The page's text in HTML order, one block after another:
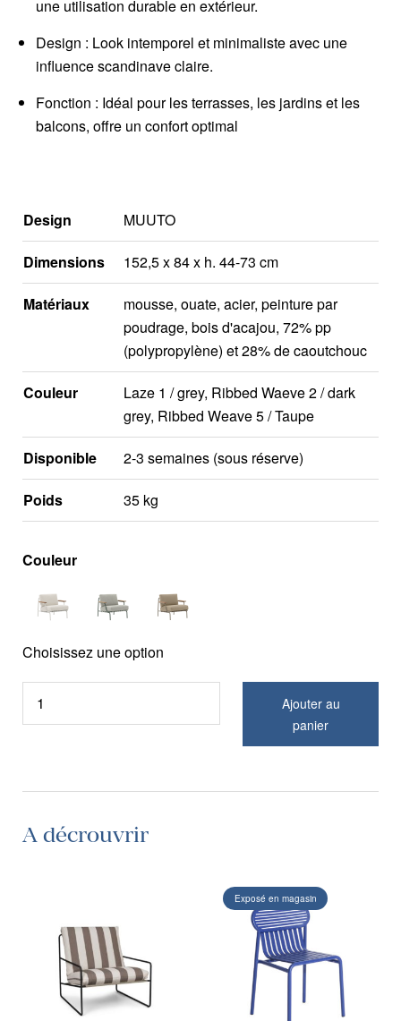
une utilisation durable en extérieur.
Design : Look intemporel et minimaliste avec une
influence scandinave claire.
Fonction : Idéal pour les terrasses, les jardins et les
balcons, offre un confort optimal
Design MUUTO
Dimensions 152,5 x 84 x h. 44-73 cm
Matériaux
mousse, ouate, acier, peinture par
poudrage, bois d'acajou, 72% pp
(polypropylène) et 28% de caoutchouc
Couleur
Laze 1 / grey, Ribbed Waeve 2 / dark
grey, Ribbed Weave 5 / Taupe
Disponible 2-3 semaines (sous réserve)
Poids 35 kg
Couleur
Choisissez une option
Ajouter au
panier
A décrouvrir
Exposé en magasin